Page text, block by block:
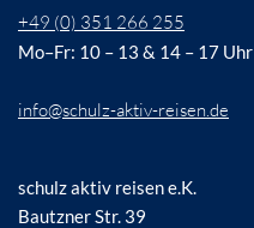
+49 (0) 351 266 255
Mo–Fr: 10 – 13 & 14 – 17 Uhr
info@schulz-aktiv-reisen.de
schulz aktiv reisen e.K.
Bautzner Str. 39